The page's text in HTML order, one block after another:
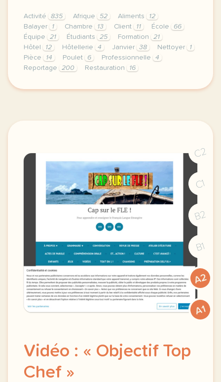
Activité 835 Afrique 52 Aliments
12
Balayer
1 Chambre 13 Client 11 École
66
Équipe
21 Étudiants 25 Formation
21
Hôtel
12 Hôtellerie 4 Janvier 38 Nettoyer
1
Pièce
14 Poulet 6 Professionnelle
4
Reportage
200 Restauration 16
exercice b1 hotellerie restauration dans un hotel
C2
C1
B2
B1
A2
A1
Vidéo : « Objectif Top
Chef »